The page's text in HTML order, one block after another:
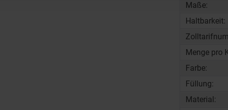
Maße:
Haltbarkeit:
Menge pro
Farbe:
Füllung:
Material: